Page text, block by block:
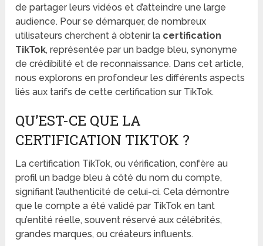
de partager leurs vidéos et d’atteindre une large
audience. Pour se démarquer, de nombreux
utilisateurs cherchent à obtenir la certification
TikTok, représentée par un badge bleu, synonyme
de crédibilité et de reconnaissance. Dans cet article,
nous explorons en profondeur les différents aspects
liés aux tarifs de cette certification sur TikTok.
QU’EST-CE QUE LA
CERTIFICATION TIKTOK ?
La certification TikTok, ou vérification, confère au
profil un badge bleu à côté du nom du compte,
signifiant l’authenticité de celui-ci. Cela démontre
que le compte a été validé par TikTok en tant
qu’entité réelle, souvent réservé aux célébrités,
grandes marques, ou créateurs influents.